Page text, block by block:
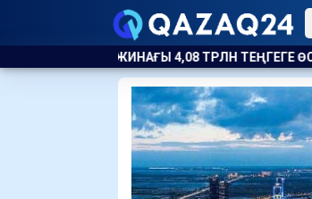
ТРЛН ТЕҢГЕГЕ ӨСТІ БЖЗҚ СЕБЕБІН АТАДЫ